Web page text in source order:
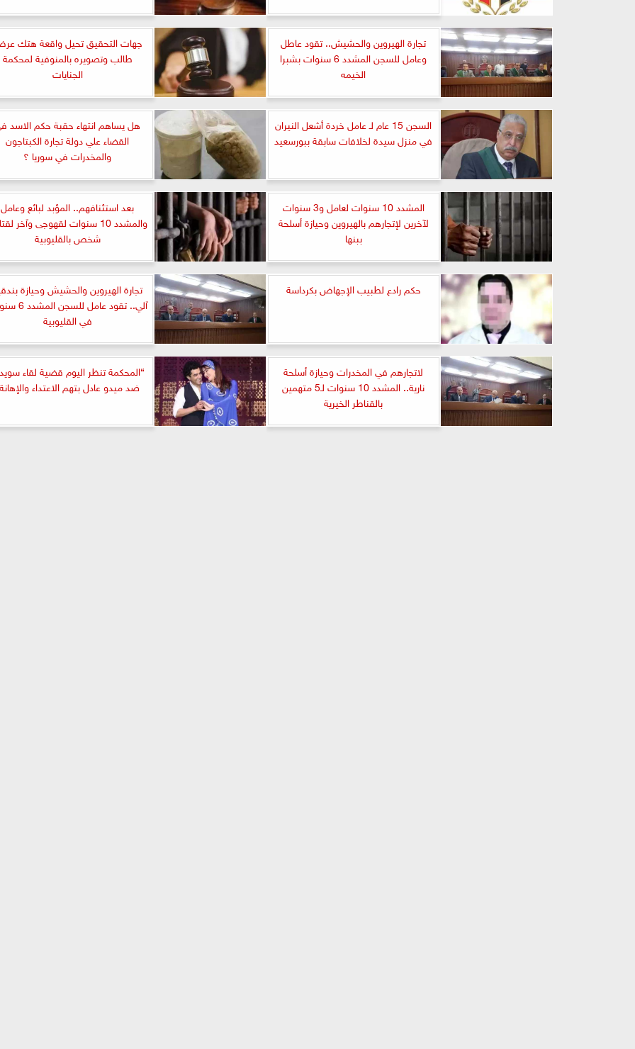
تجارة الهيروين والحشيش.. تقود عاطل
وعامل للسجن المشدد 6 سنوات بشبرا
الخيمه
جهات التحقيق تحيل واقعة هتك
طالب وتصويره بالمنوفية لمحكمة
الجنايات
السجن 15 عام لـ عامل خردة أشعل النيران
في منزل سيدة لخلافات سابقة ببورسعيد
هل يساهم انتهاء حقبة حكم الاسد
القضاء علي دولة تجارة الكبتاجون
والمخدرات في سوريا ؟
المشدد 10 سنوات لعامل و3 سنوات
لآخرين لإتجارهم بالهيروين وحيازة أسلحة
ببنها
بعد استئنافهم.. المؤبد لبائع وعامل
والمشدد 10 سنوات لقهوجى وآخر
شخص بالقليوبية
حكم رادع لطبيب الإجهاض بكرداسة
تجارة الهيروين والحشيش وحيازة
آلي.. تقود عامل
في القليوبية
لاتجارهم في المخدرات وحيازة أسلحة
نارية.. المشدد 10 سنوات لـ5 متهمين
بالقناطر الخيرية
“المحكمة تنظر اليوم قضية لقاء
ضد ميدو عادل بتهم الاعتداء